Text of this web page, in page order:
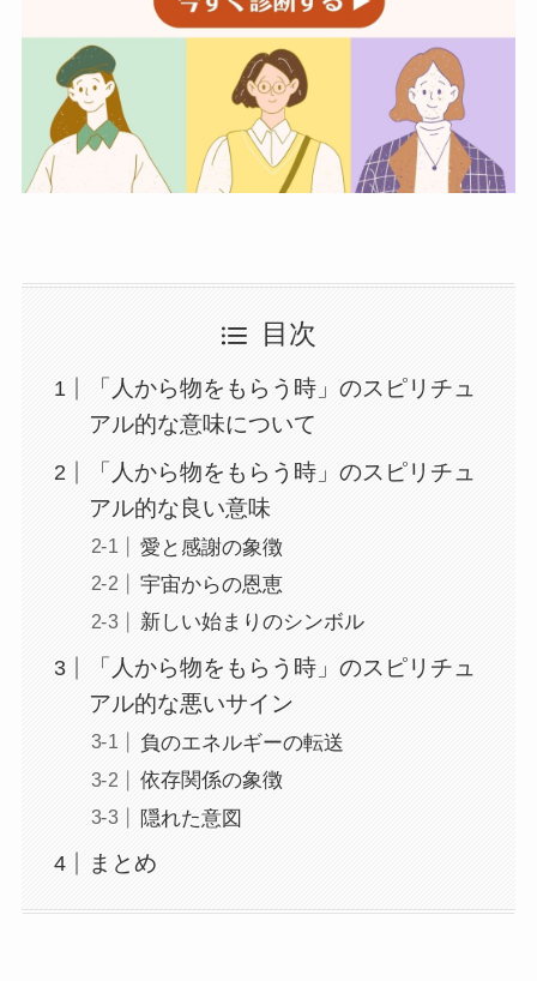
目次
「人から物をもらう時」のスピリチュ
アル的な意味について
「人から物をもらう時」のスピリチュ
アル的な良い意味
愛と感謝の象徴
宇宙からの恩恵
新しい始まりのシンボル
「人から物をもらう時」のスピリチュ
アル的な悪いサイン
負のエネルギーの転送
依存関係の象徴
隠れた意図
まとめ